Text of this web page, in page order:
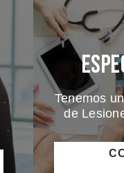
Tenemos
de